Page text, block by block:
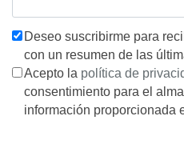
Deseo suscribirme para
con un resumen de las
Acepto la política de
consentimiento para el
información proporcionada